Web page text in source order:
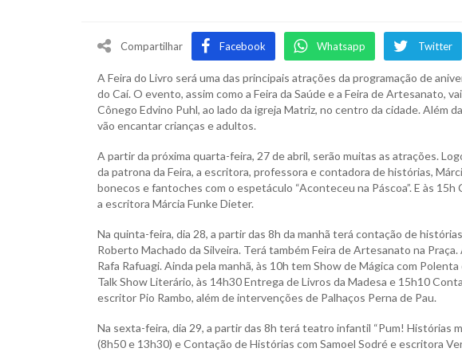
Compartilhar Facebook Whatsapp Twitter
A Feira do Livro será uma das principais atrações da programação de
do Caí. O evento, assim como a Feira da Saúde e a Feira de Artesanato,
Cônego Edvino Puhl, ao lado da igreja Matriz, no centro da cidade. Além
vão encantar crianças e adultos.
A partir da próxima quarta-feira, 27 de abril, serão muitas as atrações.
da patrona da Feira, a escritora, professora e contadora de histórias,
bonecos e fantoches com o espetáculo “Aconteceu na Páscoa”. E às
a escritora Márcia Funke Dieter.
Na quinta-feira, dia 28, a partir das 8h da manhã terá contação de
Roberto Machado da Silveira. Terá também Feira de Artesanato na
Rafa Rafuagi. Ainda pela manhã, às 10h tem Show de Mágica com
Talk Show Literário, às 14h30 Entrega de Livros da Madesa e 15h10
escritor Pio Rambo, além de intervenções de Palhaços Perna de Pau.
Na sexta-feira, dia 29, a partir das 8h terá teatro infantil “Pum! Histórias
(8h50 e 13h30) e Contação de Histórias com Samoel Sodré e escritora